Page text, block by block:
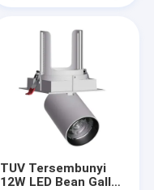
TUV Tersembunyi
12W LED Bean Gall